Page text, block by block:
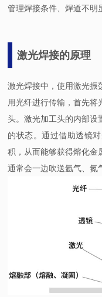
管理焊接条件、焊道不明
激光焊接的原理
激光焊接中，使用激光振
用光纤进行传输，首先
头。激光加工头的内部设
的状态。通过借助透镜
积，从而能够获得熔化金
通常会一边吹送氩气、氮